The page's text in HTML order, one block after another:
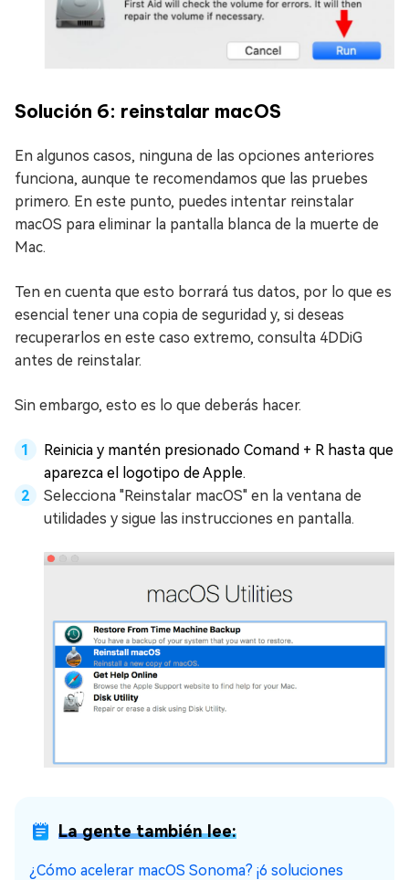
Solución 6: reinstalar macOS
En algunos casos, ninguna de las opciones anteriores
funciona, aunque te recomendamos que las pruebes
primero. En este punto, puedes intentar reinstalar
macOS para eliminar la pantalla blanca de la muerte de
Mac.
Ten en cuenta que esto borrará tus datos, por lo que es
esencial tener una copia de seguridad y, si deseas
recuperarlos en este caso extremo, consulta 4DDiG
antes de reinstalar.
Sin embargo, esto es lo que deberás hacer.
Reinicia y mantén presionado Comand + R hasta que
aparezca el logotipo de Apple.
Selecciona "Reinstalar macOS" en la ventana de
utilidades y sigue las instrucciones en pantalla.
La gente también lee:
¿Cómo acelerar macOS Sonoma? ¡6 soluciones